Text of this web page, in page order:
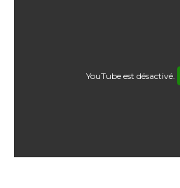
YouTube est désactivé.